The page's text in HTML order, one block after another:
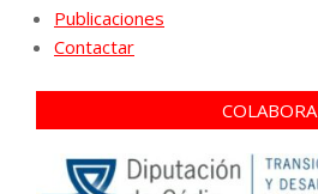
Publicaciones
Contactar
COLABORA